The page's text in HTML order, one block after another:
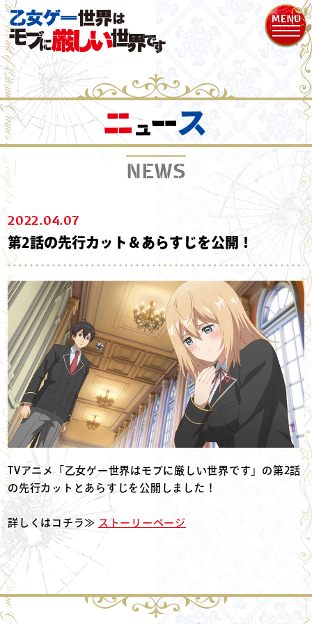
NEWS
2022.04.07
第2話の先行カット＆あらすじを公開！
TVアニメ「乙女ゲー世界はモブに厳しい世界です」の第2話
の先行カットとあらすじを公開しました！
詳しくはコチラ≫ ストーリーページ